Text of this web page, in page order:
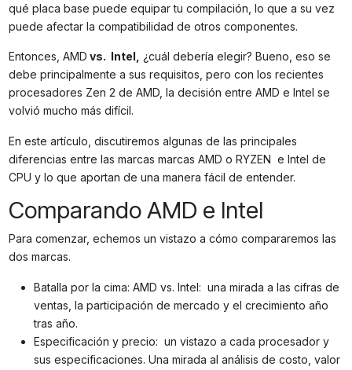
qué placa base puede equipar tu compilación, lo que a su vez
puede afectar la compatibilidad de otros componentes.
Entonces, AMD vs. Intel,
¿cuál debería elegir? Bueno, eso se
debe principalmente a sus requisitos, pero con los recientes
procesadores Zen 2 de AMD, la decisión entre AMD e Intel se
volvió mucho más difícil.
En este artículo, discutiremos algunas de las principales
diferencias entre las marcas marcas AMD o RYZEN e Intel de
CPU y lo que aportan de una manera fácil de entender.
Comparando AMD e Intel
Para comenzar, echemos un vistazo a cómo compararemos las
dos marcas.
Batalla por la cima: AMD vs. Intel: una mirada a las cifras de
ventas, la participación de mercado y el crecimiento año
tras año.
Especificación y precio: un vistazo a cada procesador y
sus especificaciones. Una mirada al análisis de costo, valor